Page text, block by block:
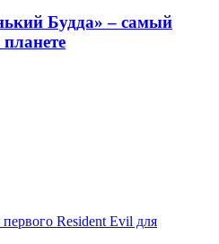
Будда» – самый